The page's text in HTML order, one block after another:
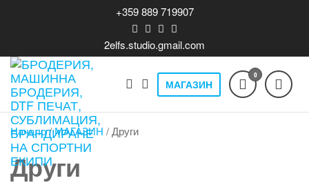
content
+359 889 719907
2elfs.studio.gmail.com
Бродерия,
машинна
бродерия,
Печат на
DTF T-shirts,
МАГАЗИН
0
Начало/МАГАЗИН / Други
Други